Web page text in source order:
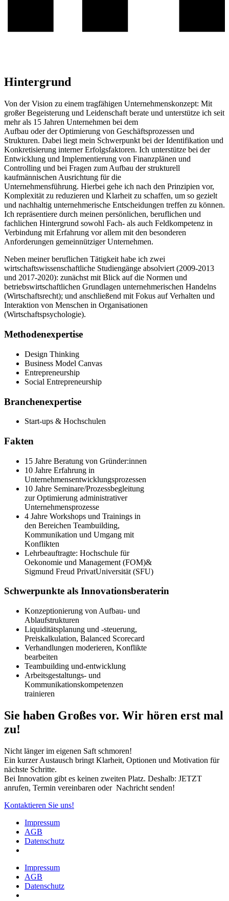
Hintergrund
Von der Vision zu einem tragfähigen Unternehmenskonzept: Mit
großer Begeisterung und Leidenschaft berate und unterstütze ich seit
mehr als 15 Jahren Unternehmen bei dem
Aufbau oder der Optimierung von Geschäftsprozessen und
Strukturen. Dabei liegt mein Schwerpunkt bei der Identifikation und
Konkretisierung interner Erfolgsfaktoren. Ich unterstütze bei der
Entwicklung und Implementierung von Finanzplänen und
Controlling und bei Fragen zum Aufbau der strukturell
kaufmännischen Ausrichtung für die
Unternehmensführung. Hierbei gehe ich nach den Prinzipien vor,
Komplexität zu reduzieren und Klarheit zu schaffen, um so gezielt
und nachhaltig unternehmerische Entscheidungen treffen zu können.
Ich repräsentiere durch meinen persönlichen, beruflichen und
fachlichen Hintergrund sowohl Fach- als auch Feldkompetenz in
Verbindung mit Erfahrung vor allem mit den besonderen
Anforderungen gemeinnütziger Unternehmen.
Neben meiner beruflichen Tätigkeit habe ich zwei
wirtschaftswissenschaftliche Studiengänge absolviert (2009-2013
und 2017-2020): zunächst mit Blick auf die Normen und
betriebswirtschaftlichen Grundlagen unternehmerischen Handelns
(Wirtschaftsrecht); und anschließend mit Fokus auf Verhalten und
Interaktion von Menschen in Organisationen
(Wirtschaftspsychologie).
Methodenexpertise
Design Thinking
Business Model Canvas
Entrepreneurship
Social Entrepreneurship
Branchenexpertise
Start-ups & Hochschulen
Fakten
15 Jahre Beratung von Gründer:innen
10 Jahre Erfahrung in
Unternehmensentwicklungsprozessen
10 Jahre Seminare/Prozessbegleitung
zur Optimierung administrativer
Unternehmensprozesse
4 Jahre Workshops und Trainings in
den Bereichen Teambuilding,
Kommunikation und Umgang mit
Konflikten
Lehrbeauftragte: Hochschule für
Oekonomie und Management (FOM)&
Sigmund Freud PrivatUniversität (SFU)
Schwerpunkte als Innovationsberaterin
Konzeptionierung von Aufbau- und
Ablaufstrukturen
Liquiditätsplanung und -steuerung,
Preiskalkulation, Balanced Scorecard
Verhandlungen moderieren, Konflikte
bearbeiten
Teambuilding und-entwicklung
Arbeitsgestaltungs- und
Kommunikationskompetenzen
trainieren
Sie haben Großes vor. Wir hören erst mal
zu!
Nicht länger im eigenen Saft schmoren!
Ein kurzer Austausch bringt Klarheit, Optionen und Motivation für
nächste Schritte.
Bei Innovation gibt es keinen zweiten Platz. Deshalb: JETZT
anrufen, Termin vereinbaren oder Nachricht senden!
Kontaktieren Sie uns!
Impressum
AGB
Datenschutz
Impressum
AGB
Datenschutz